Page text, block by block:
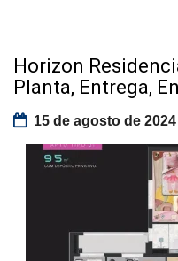
Horizon
Planta, Entrega,
15 de agosto de 2024